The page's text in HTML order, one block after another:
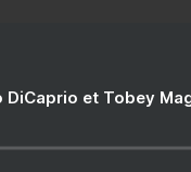
DiCaprio et Tobey